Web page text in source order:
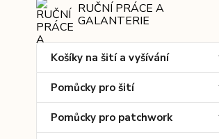
RUČNÍ PRÁCE A
GALANTERIE
Košíky na šití a vyšívání
Pomůcky pro šití
Pomůcky pro patchwork